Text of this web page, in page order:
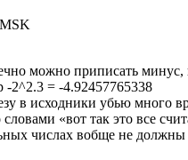
можно приписать минус,
-2^2.3 = -4.92457765338
в исходники убью много
«вот так это все
числах вобще не должны